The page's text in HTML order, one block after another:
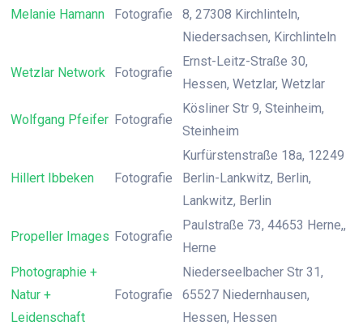
Melanie Hamann Fotografie
8, 27308 Kirchlinteln,
Niedersachsen, Kirchlinteln
Wetzlar Network Fotografie
Ernst-Leitz-Straße 30,
Hessen, Wetzlar, Wetzlar
Wolfgang Pfeifer Fotografie
Kösliner Str 9, Steinheim,
Steinheim
Hillert Ibbeken Fotografie
Kurfürstenstraße 18a, 12249
Berlin-Lankwitz, Berlin,
Lankwitz, Berlin
Propeller Images Fotografie
Paulstraße 73, 44653 Herne,,
Herne
Photographie +
Natur +
Leidenschaft
Fotografie
Niederseelbacher Str 31,
65527 Niedernhausen,
Hessen, Hessen